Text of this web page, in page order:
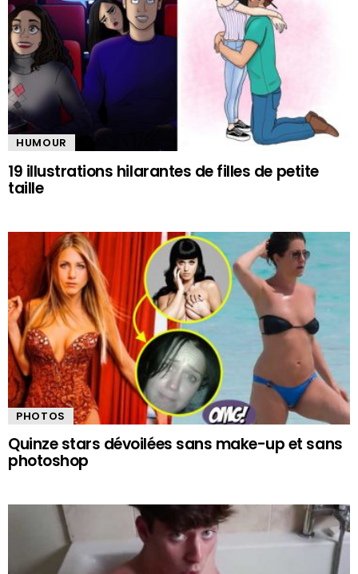
HUMOUR
19 illustrations hilarantes de filles de petite
taille
PHOTOS
Quinze stars dévoilées sans make-up et sans
photoshop